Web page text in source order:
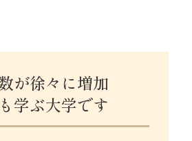
が徐々に増加
学ぶ大学です